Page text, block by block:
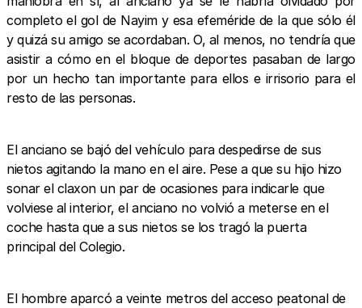
completo el gol de Nayim y esa efeméride de la que sólo él
y quizá su amigo se acordaban. O, al menos, no tendría que
asistir a cómo en el bloque de deportes pasaban de largo
por un hecho tan importante para ellos e irrisorio para el
resto de las personas.
El anciano se bajó del vehículo para despedirse de sus
nietos agitando la mano en el aire. Pese a que su hijo hizo
sonar el claxon un par de ocasiones para indicarle que
volviese al interior, el anciano no volvió a meterse en el
coche hasta que a sus nietos se los tragó la puerta
principal del Colegio.
El hombre aparcó a veinte metros del acceso peatonal de